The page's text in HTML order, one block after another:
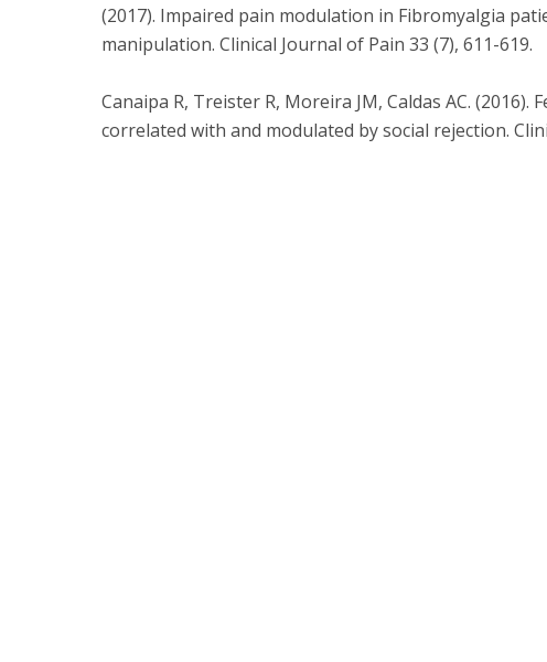
(2017). Impaired pain modulation in Fibromyalgia
manipulation. Clinical Journal of Pain 33 (7), 611-619.
Canaipa R, Treister R, Moreira JM, Caldas AC.
correlated with and modulated by social rejection.